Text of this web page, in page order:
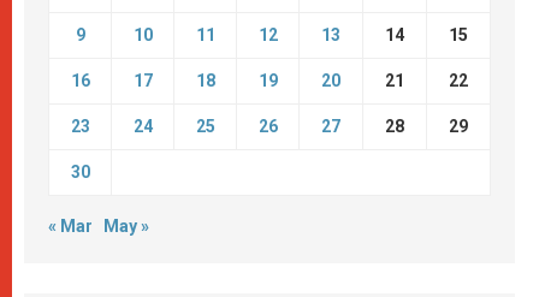
9 10 11 12 13 14 15
16 17 18 19 20 21 22
23 24 25 26 27 28 29
30
« Mar May »